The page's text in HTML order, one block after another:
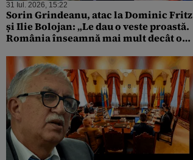
31 Iul. 2026, 15:22
Sorin Grindeanu, atac la Dominic Fritz
și Ilie Bolojan: „Le dau o veste proastă.
România înseamnă mai mult decât o